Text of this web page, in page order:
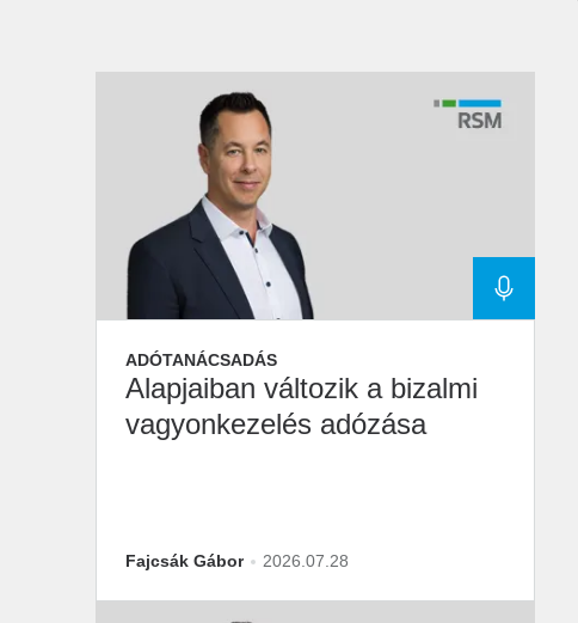
ADÓTANÁCSADÁS
Alapjaiban változik a bizalmi
vagyonkezelés adózása
Fajcsák Gábor 2026.07.28